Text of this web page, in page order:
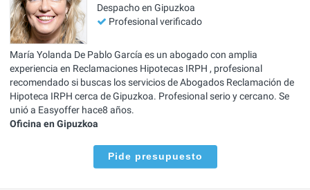
Despacho en Gipuzkoa
Profesional verificado
María Yolanda De Pablo García es un abogado con amplia
experiencia en Reclamaciones Hipotecas IRPH , profesional
recomendado si buscas los servicios de Abogados Reclamación de
Hipoteca IRPH cerca de Gipuzkoa. Profesional serio y cercano. Se
unió a Easyoffer hace8 años.
Oficina en Gipuzkoa
Pide presupuesto